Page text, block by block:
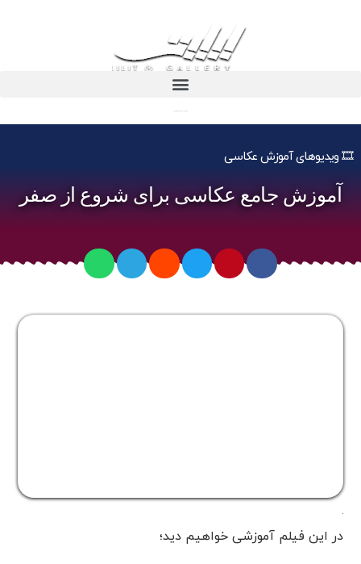
🎞️ ویدیوهای آموزش عکاسی
آموزش جامع عکاسی برای شروع از صفر
در این فیلم آموزشی خواهیم دید؛